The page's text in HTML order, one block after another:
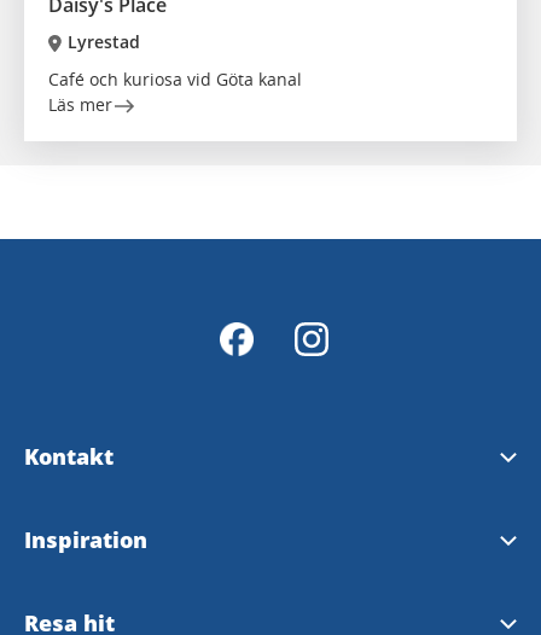
Lyrestad
Café och kuriosa vid Göta kanal
Läs mer
Kontakt
Kontakt
Inspiration
Broschyrer
Resa hit